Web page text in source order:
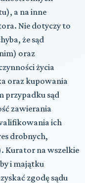
a na inne
Nie dotyczy to
że sąd
oraz
życia
oraz kupowania
przypadku sąd
zawierania
ich
drobnych,
Kurator na wszelkie
i majątku
zgodę sądu